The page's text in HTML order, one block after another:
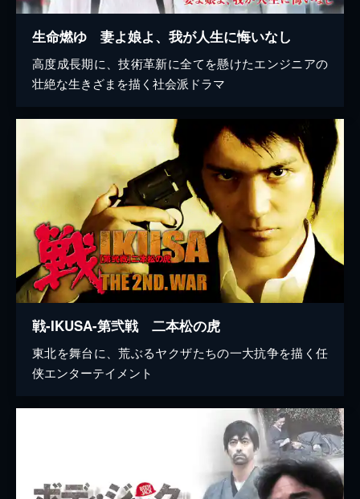
生命燃ゆ 妻よ娘よ、我が人生に悔いなし
高度成長期に、技術革新に全てを懸けたエンジニアの
壮絶な生きざまを描く社会派ドラマ
戦-IKUSA-第弐戦 二本松の虎
東北を舞台に、荒ぶるヤクザたちの一大抗争を描く任
侠エンターテイメント